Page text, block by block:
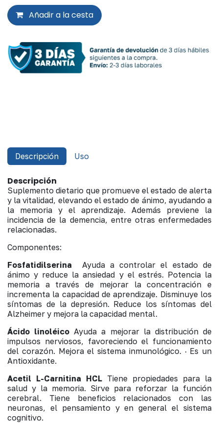
Añadir a la cesta
Descripción Uso
Descripción
Suplemento dietario que promueve el estado de alerta
y la vitalidad, elevando el estado de ánimo, ayudando a
la memoria y el aprendizaje. Además previene la
incidencia de la demencia, entre otras enfermedades
relacionadas.
Componentes:
Fosfatidilserina Ayuda a controlar el estado de
ánimo y reduce la ansiedad y el estrés. Potencia la
memoria a través de mejorar la concentración e
incrementa la capacidad de aprendizaje. Disminuye los
síntomas de la depresión. Reduce los síntomas del
Alzheimer y mejora la capacidad mental.
Ácido linoléico Ayuda a mejorar la distribución de
impulsos nerviosos, favoreciendo el funcionamiento
del corazón. Mejora el sistema inmunológico. · Es un
Antioxidante.
Acetil L-Carnitina HCL Tiene propiedades para la
salud y la memoria. Sirve para reforzar la función
cerebral. Tiene beneficios relacionados con las
neuronas, el pensamiento y en general el sistema
cognitivo.